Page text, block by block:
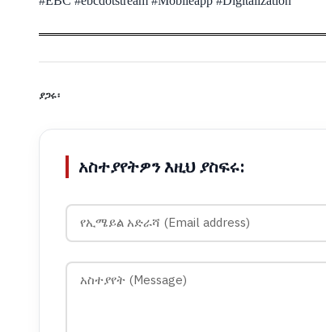
ያጋሩ፡
አስተያየትዎን እዚህ ያስፍሩ: